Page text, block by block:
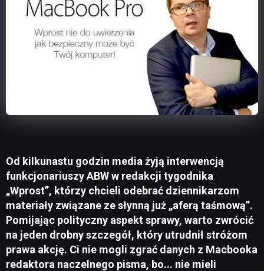
Od kilkunastu godzin media żyją interwencją
funkcjonariuszy ABW w redakcji tygodnika
„Wprost”, którzy chcieli odebrać dziennikarzom
materiały związane ze słynną już „aferą taśmową”.
Pomijając polityczny aspekt sprawy, warto zwrócić
na jeden drobny szczegół, który utrudnił stróżom
prawa akcję. Ci nie mogli zgrać danych z Macbooka
redaktora naczelnego pisma, bo... nie mieli